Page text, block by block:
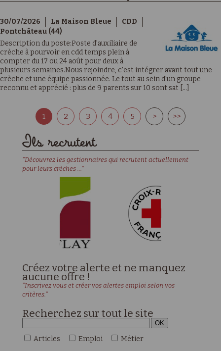
30/07/2026 La Maison Bleue
CDD
Pontchâteau (44)
Description du poste:Poste d'auxiliaire de
crèche à pourvoir en cdd temps plein à
compter du 17 ou 24 août pour deux à
plusieurs semaines.Nous rejoindre, c'est intégrer avant tout une
crèche et une équipe passionnée. Le tout au sein d'un groupe
reconnu et apprécié : plus de 9 parents sur 10 sont sat [...]
1 2 3 4 5 > >>
Ils recrutent
"Découvrez les gestionnaires qui recrutent actuellement
pour leurs crèches ..."
Créez votre alerte et ne manquez
aucune offre !
"Inscrivez vous et créer vos alertes emploi selon vos
critères."
Recherchez sur tout le site
Articles Emploi Métier